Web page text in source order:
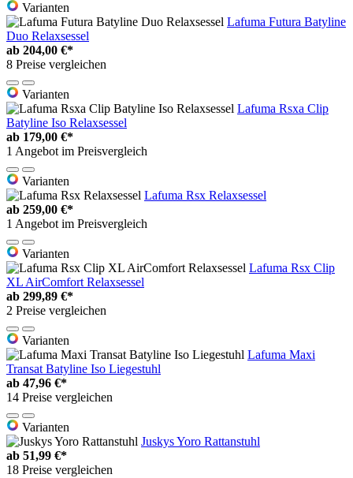
Varianten
Lafuma Futura Batyline
Duo Relaxsessel
ab 204,00 €*
8 Preise vergleichen
Varianten
Lafuma Rsxa Clip
Batyline Iso Relaxsessel
ab 179,00 €*
1 Angebot im Preisvergleich
Varianten
Lafuma Rsx Relaxsessel
ab 259,00 €*
1 Angebot im Preisvergleich
Varianten
Lafuma Rsx Clip
XL AirComfort Relaxsessel
ab 299,89 €*
2 Preise vergleichen
Varianten
Lafuma Maxi
Transat Batyline Iso Liegestuhl
ab 47,96 €*
14 Preise vergleichen
Varianten
Juskys Yoro Rattanstuhl
ab 51,99 €*
18 Preise vergleichen